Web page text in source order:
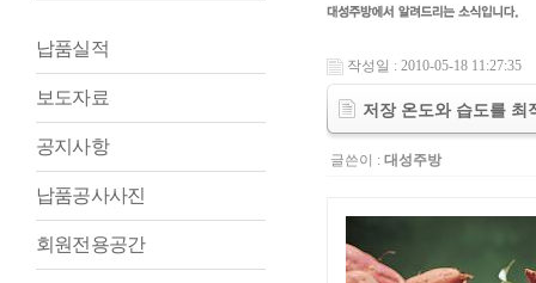
납품실적
보도자료
공지사항
납품공사사진
회원전용공간
작성일 : 2010-05-18 11:27:35
저장 온도와 습도를
글쓴이 : 대성주방